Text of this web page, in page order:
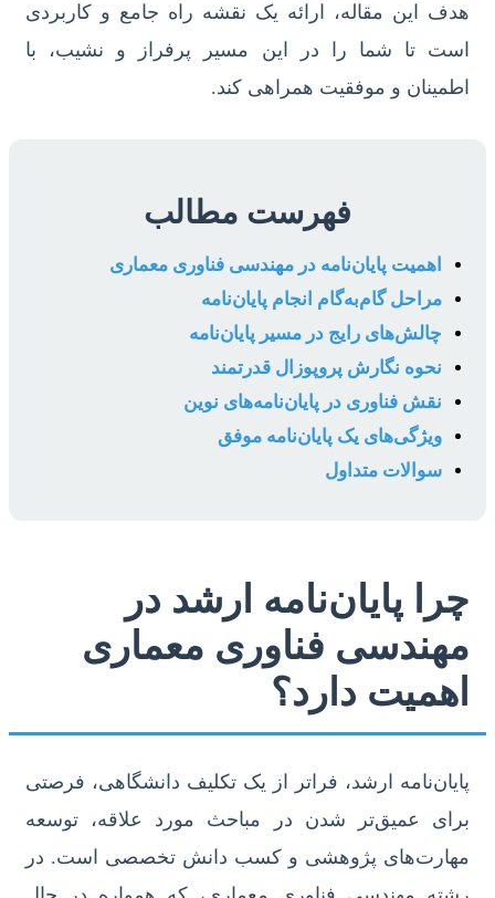
هدف این مقاله، ارائه یک نقشه راه جامع و کاربردی
است تا شما را در این مسیر پرفراز و نشیب، با
اطمینان و موفقیت همراهی کند.
فهرست مطالب
اهمیت پایان‌نامه در مهندسی فناوری معماری
مراحل گام‌به‌گام انجام پایان‌نامه
چالش‌های رایج در مسیر پایان‌نامه
نحوه نگارش پروپوزال قدرتمند
نقش فناوری در پایان‌نامه‌های نوین
ویژگی‌های یک پایان‌نامه موفق
سوالات متداول
چرا پایان‌نامه ارشد در
مهندسی فناوری معماری
اهمیت دارد؟
پایان‌نامه ارشد، فراتر از یک تکلیف دانشگاهی، فرصتی
برای عمیق‌تر شدن در مباحث مورد علاقه، توسعه
مهارت‌های پژوهشی و کسب دانش تخصصی است. در